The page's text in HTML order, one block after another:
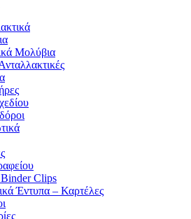
Μολύβια
Clips
Έντυπα – Καρτέλες